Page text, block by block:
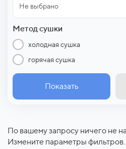
Не выбрано
Метод сушки
холодная сушка
горячая сушка
Показать
По вашему запросу ничего не
Измените параметры фильтров.